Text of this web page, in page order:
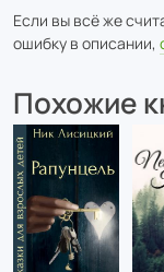
Если вы всё же
ошибку в описании,
Похожие